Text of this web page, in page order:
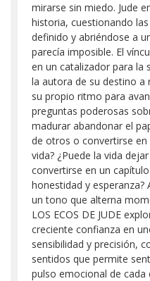
mirarse sin miedo. Jude
historia, cuestionando
definido y abriéndose a
parecía imposible. El
en un catalizador para la
la autora de su destino a
su propio ritmo para
preguntas poderosas
madurar abandonar el
de otros o convertirse
vida? ¿Puede la vida
convertirse en un
honestidad y esperanza?
un tono que alterna
LOS ECOS DE JUDE
creciente confianza en
sensibilidad y precisión,
sentidos que permite
pulso emocional de cada